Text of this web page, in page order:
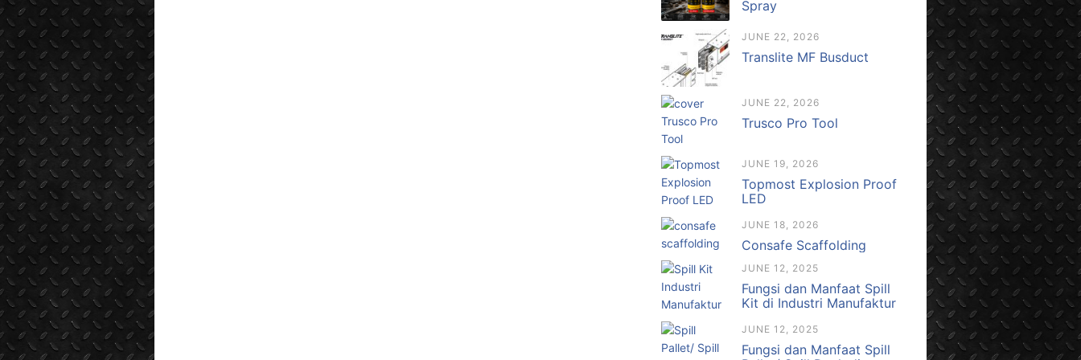
Spray
JUNE 22, 2026
Translite MF Busduct
JUNE 22, 2026
Trusco Pro Tool
JUNE 19, 2026
Topmost Explosion Proof
LED
JUNE 18, 2026
Consafe Scaffolding
JUNE 12, 2025
Fungsi dan Manfaat Spill
Kit di Industri Manufaktur
JUNE 12, 2025
Fungsi dan Manfaat Spill